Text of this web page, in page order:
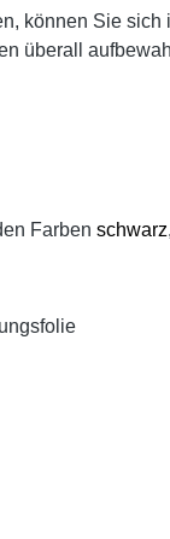
können Sie
überall
Farben schwarz,